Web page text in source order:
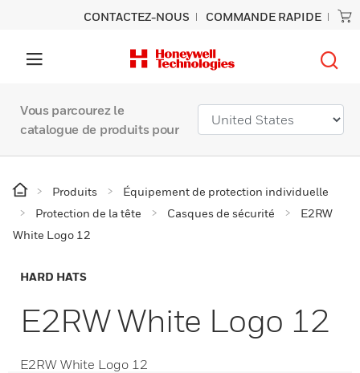
CONTACTEZ-NOUS COMMANDE RAPIDE
Vous parcourez le
catalogue de produits pour
Produits
Équipement de protection individuelle
Protection de la tête
Casques de sécurité
E2RW
White Logo 12
HARD HATS
E2RW White Logo 12
E2RW White Logo 12